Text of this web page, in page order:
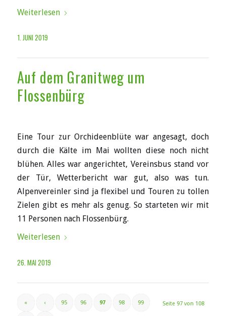
Weiterlesen
1. JUNI 2019
Auf dem Granitweg um
Flossenbürg
Eine Tour zur Orchideenblüte war angesagt, doch
durch die Kälte im Mai wollten diese noch nicht
blühen. Alles war angerichtet, Vereinsbus stand vor
der Tür, Wetterbericht war gut, also was tun.
Alpenvereinler sind ja flexibel und Touren zu tollen
Zielen gibt es mehr als genug. So starteten wir mit
11 Personen nach Flossenbürg.
Weiterlesen
26. MAI 2019
Seite 97 von 108
« ‹ 95 96 97 98 99